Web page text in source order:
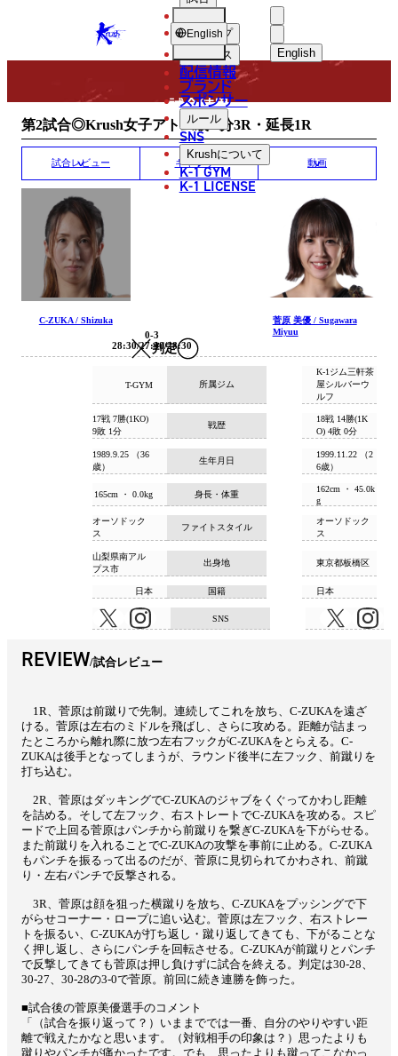
KRUSH English
한국어
中文（简体
中文（繁體
العربية
ショップ
ニュース
配信情報
ブランド
スポンサー
ルール
SNS
Krushについて
K-1 GYM
K-1 LICENSE
English
MATCH RESULT
試合結果
第2試合◎Krush女子アトム級/2分3R・延長1R
試合レビュー ギャラリー 動画
C-ZUKA / Shizuka
判定
0-3
28:30/27:30/28:30
菅原 美優 / Sugawara
Miyuu
所属ジム
T-GYM
K-1ジム三軒茶
屋シルバーウ
ルフ
戦歴
17戦 7勝(1KO)
9敗 1分
18戦 14勝(1K
O) 4敗 0分
生年月日
1989.9.25 （36
歳）
1999.11.22 （2
6歳）
身長・体重
165cm ・ 0.0kg
162cm ・ 45.0k
g
ファイトスタイル
オーソドック
ス
オーソドック
ス
出身地
山梨県南アル
プス市
東京都板橋区
国籍
日本 日本
SNS
REVIEW 試合レビュー
1R、菅原は前蹴りで先制。連続してこれを放ち、C-ZUKAを遠ざ
ける。菅原は左右のミドルを飛ばし、さらに攻める。距離が詰まっ
たところから離れ際に放つ左右フックがC-ZUKAをとらえる。C-
ZUKAは後手となってしまうが、ラウンド後半に左フック、前蹴りを
打ち込む。
2R、菅原はダッキングでC-ZUKAのジャブをくぐってかわし距離
を詰める。そして左フック、右ストレートでC-ZUKAを攻める。スピ
ードで上回る菅原はパンチから前蹴りを繋ぎC-ZUKAを下がらせる。
また前蹴りを入れることでC-ZUKAの攻撃を事前に止める。C-ZUKA
もパンチを振るって出るのだが、菅原に見切られてかわされ、前蹴
り・左右パンチで反撃される。
3R、菅原は顔を狙った横蹴りを放ち、C-ZUKAをプッシングで下
がらせコーナー・ロープに追い込む。菅原は左フック、右ストレー
トを振るい、C-ZUKAが打ち返し・蹴り返してきても、下がることな
く押し返し、さらにパンチを回転させる。C-ZUKAが前蹴りとパンチ
で反撃してきても菅原は押し負けずに試合を終える。判定は30-28、
30-27、30-28の3-0で菅原。前回に続き連勝を飾った。
■試合後の菅原美優選手のコメント
「（試合を振り返って？）いままででは一番、自分のやりやすい距
離で戦えたかなと思います。（対戦相手の印象は？）思ったよりも
蹴りやパンチが痛かったです。でも、思ったよりも蹴ってこなかっ